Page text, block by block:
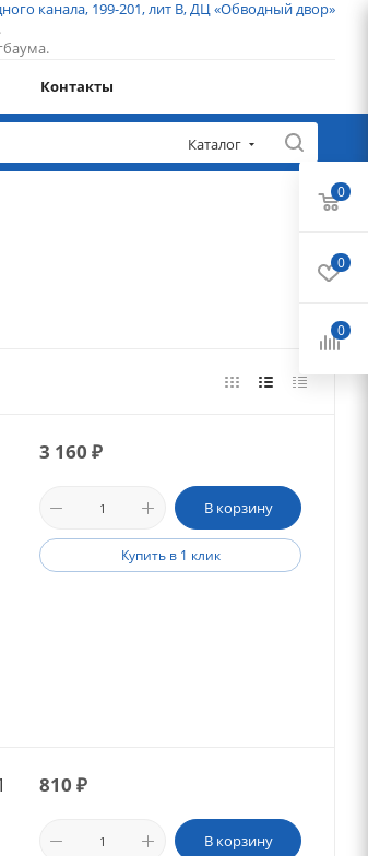
канала, 199-201, лит В, ДЦ «Обводный двор»
Контакты
Каталог
3 160 ₽
В корзину
Купить в 1 клик
810 ₽
В корзину
0
0
0